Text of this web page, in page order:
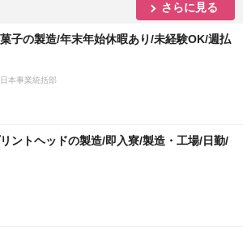
さらに見る
菓子の製造/年末年始休暇あり/未経験OK/週払
本事業統括部
ントヘッドの製造/即入寮/製造・工場/日勤/